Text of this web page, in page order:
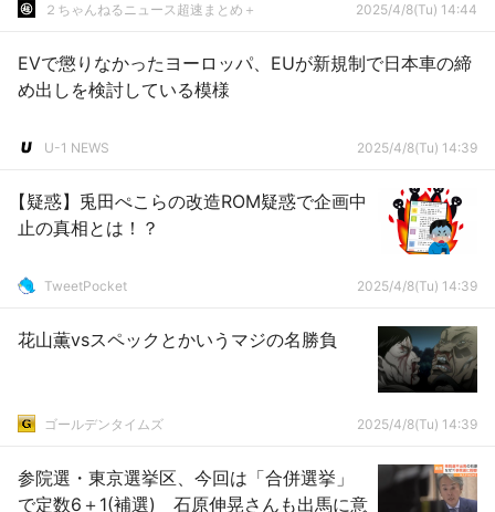
２ちゃんねるニュース超速まとめ＋ 2025/4/8(Tu) 14:44
EVで懲りなかったヨーロッパ、EUが新規制で日本車の締
め出しを検討している模様
U-1 NEWS 2025/4/8(Tu) 14:39
【疑惑】兎田ぺこらの改造ROM疑惑で企画中
止の真相とは！？
TweetPocket 2025/4/8(Tu) 14:39
花山薫vsスペックとかいうマジの名勝負
ゴールデンタイムズ 2025/4/8(Tu) 14:39
参院選・東京選挙区、今回は「合併選挙」
で定数6＋1(補選) 石原伸晃さんも出馬に意